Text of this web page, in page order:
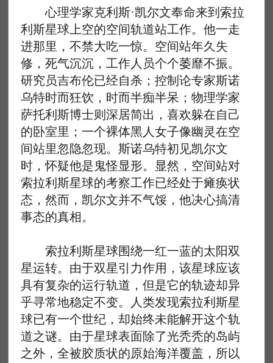
心理学家克利斯·凯尔文奉命来到索拉
利斯星球上空的空间轨道站工作。他一走
进那里，不禁大吃一惊。空间站年久失
修，死气沉沉，工作人员个个萎靡不振。
研究员吉布伦已经自杀；控制论专家斯诺
乌特时而狂饮，时而半痴半呆；物理学家
萨托利斯博士则深居简出，喜欢躲在自己
的卧室里；一个裸体黑人女子像幽灵在空
间站里忽隐忽现。斯诺乌特初见凯尔文
时，怀疑他是鬼怪显形。显然，空间站对
索拉利斯星球的考察工作已经处于瘫痪状
态，然而，凯尔文并不气馁，他决心搞清
事态的真相。
索拉利斯星球围绕一红一蓝的太阳双
星运转。由于双星引力作用，该星球应该
具有复杂的运行轨道，但是它的轨迹却异
乎寻常地稳定不变。人类发现索拉利斯星
球已有一个世纪，却始终未能解开这个轨
道之谜。由于星球表面除了光秃秃的岛屿
之外，全被胶质状的原始海洋覆盖，所以